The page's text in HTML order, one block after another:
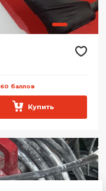
60 баллов
Купить